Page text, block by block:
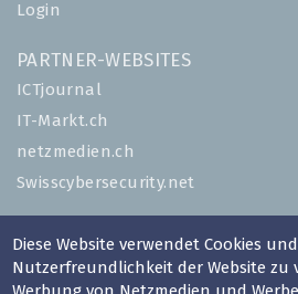
Login
PARTNER-WEBSITES
ICTjournal
IT-Markt.ch
netzmedien.ch
Swisscybersecurity.net
© NETZMEDIEN AG 2026
Impressum
Diese Website verwendet Cookies
Nutzerfreundlichkeit der Website zu